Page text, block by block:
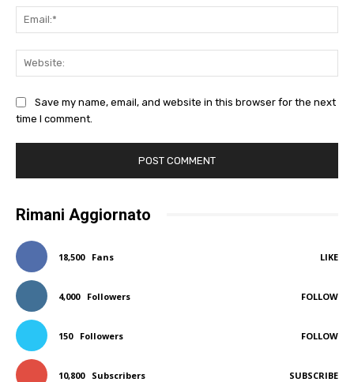
Save my name, email, and website in this browser for the next
time I comment.
Rimani Aggiornato
18,500 Fans LIKE
4,000 Followers FOLLOW
150 Followers FOLLOW
10,800 Subscribers SUBSCRIBE